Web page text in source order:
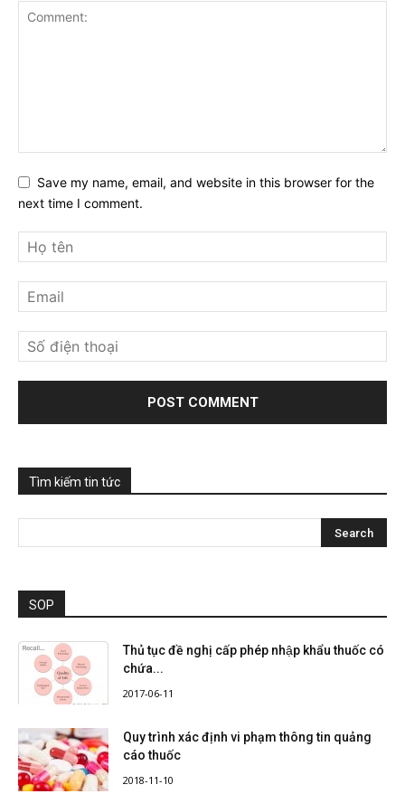
Save my name, email, and website in this browser for the
next time I comment.
Tìm kiếm tin tức
SOP
Thủ tục đề nghị cấp phép nhập khẩu thuốc có
chứa...
2017-06-11
Quy trình xác định vi phạm thông tin quảng
cáo thuốc
2018-11-10